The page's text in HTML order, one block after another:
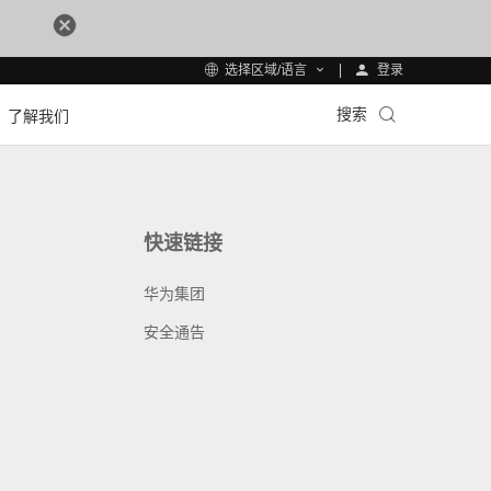
选择区域/语言 登录
了解我们 搜索
快速链接
华为集团
安全通告